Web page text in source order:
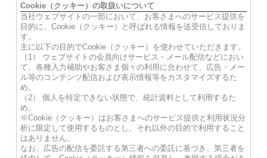
Cookie（クッキー）の取扱いについて
当社ウェブサイトの一部において、お客さまへのサービス提供を
目的に、Cookie（クッキー）と呼ばれる情報を送受信しておりま
す。
主に以下の目的でCookie（クッキー）を使わせていただきます。
（1） ウェブサイトの会員向けサービス・メール配信などにおい
て、各種入力補助やお客さま個々の利用に合わせて、広告・メー
ル等のコンテンツ配信および表示情報等をカスタマイズするた
め。
（2） 個人を特定できない状態で、統計資料として利用するた
め。
※Cookie（クッキー）はお客さまへのサービス提供と利用状況分
析に限定して使用するものとし、それ以外の目的で利用すること
はありません。
なお、広告の配信を委託する第三者への委託に基づき、第三者を